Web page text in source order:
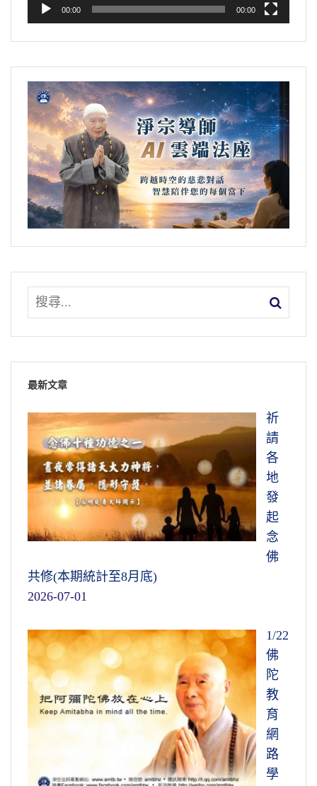
以修福很重要，你真正修福，你住哪個地方，
那個地方都是福地。你要是沒有福報，帝王的
意，就是這個道理。
所以用不生滅的心，那就是妄想分別執著
統統斷盡，那個時候你的心清淨，你的心不動
了，你看所有一切萬法，佛在《法華經》上講
的這兩句，你就同意，你點頭了，沒錯！佛講
的一點沒錯，「是法住法位，世間相常住。」
是法泛指一切法，一切法都住在它本位上，沒
有生滅。
1995/5
節錄自金剛般若研習報告09-023-0074集
1995/5
助自己脫離貧窮、脫離困苦，也要幫助一切眾
生，大家都能夠離開貧窮困苦，這個世間才美
就如同西方極樂世界，西方極樂世界為什
麼叫極樂？為什麼那麼美好？阿彌陀佛沒有只
顧自己，他顧一切眾生；自己要好，一切眾生
跟我一樣好。
這個道理事實非常非常重要，所以佛教給
我們一定要發心自己幫助自己，要幫助一切眾
生。怎麼幫助法？要克服自己無始劫以來的惡
業習氣，要把這個習氣克服。我們是什麼習
人，這大錯特錯了。
世間人有發財的，有生活過得很好的；有
貧窮的，生活過得很苦的。這是什麼原因？有
人說那個人命好，這個人命不好。命是果，果
必有因。命從哪裡來的？一定有因，因是造的
他就快樂，他就很自在；如果造惡業，他的命
就很苦。
我們明白這個道理，了解這個事實，怎麼
自度？斷惡修善。不但不造惡業，起一個惡念
都不可以，念念要幫助一切眾生，念念要幫助
這個社會，這是善心，這樣造的是善業，得的
果報不可思議，這得善果。幫助別人亦復如
是，勸人明白因果。
你今天會賺多少錢，或者你今天會賠多少錢，
命裡注定的，正是所謂「一生皆是命，半點不
由人。」這個話聽起來很悲傷、很傷感。其實
一生都是命，這是一點不錯，這句話講得很正
確。說半點不由人，這個話未必可靠，為什
麼？人要明白其中的道理，了解事實真相，可
以轉業，可以創造新的命運，這就是我們有能
力自己幫助自己，去幫助別人。
00:00 00:00
最新文章
祈
請
各
地
發
起
念
佛
共修(本期統計至8月底)
2026-07-01
1/22
佛
陀
教
育
網
路
學